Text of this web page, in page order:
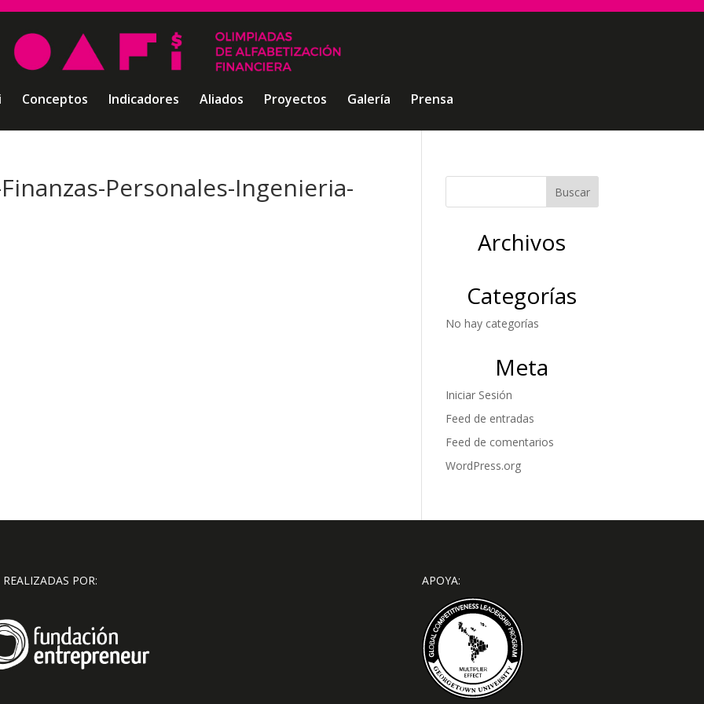
Conceptos Indicadores Aliados Proyectos Galería Prensa
Personales-Ingenieria-
Archivos
Categorías
No hay categorías
Meta
Iniciar Sesión
Feed de entradas
Feed de comentarios
WordPress.org
POR: APOYA: